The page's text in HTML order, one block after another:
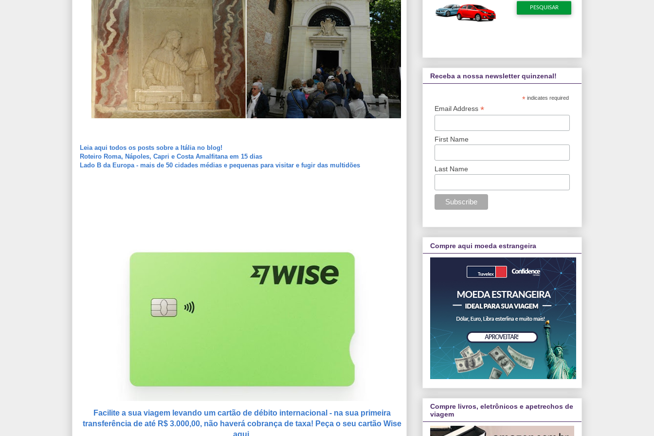
Leia aqui todos os posts sobre a Itália no blog!
Roteiro Roma, Nápoles, Capri e Costa Amalfitana em 15 dias
Lado B da Europa - mais de 50 cidades médias e pequenas para visitar e fugir das multidões
Facilite a sua viagem levando um cartão de débito internacional - na sua primeira
transferência de até R$ 3.000,00, não haverá cobrança de taxa! Peça o seu cartão Wise
Receba a nossa newsletter quinzenal!
*indicates required
Email Address *
First Name
Last Name
Compre aqui moeda estrangeira
Compre livros, eletrônicos e apetrechos de
viagem